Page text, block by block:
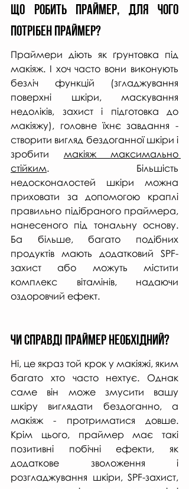
Що робить праймер, для чого
потрібен праймер?
Праймери діють як ґрунтовка під
макіяж. І хоч часто вони виконують
безліч функцій (згладжування
поверхні шкіри, маскування
недоліків, захист і підготовка до
макіяжу), головне їхнє завдання -
створити вигляд бездоганної шкіри і
зробити макіяж максимально
стійким. Більшість
недосконалостей шкіри можна
приховати за допомогою краплі
правильно підібраного праймера,
нанесеного під тональну основу.
Ба більше, багато подібних
продуктів мають додатковий SPF-
захист або можуть містити
комплекс вітамінів, надаючи
оздоровчий ефект.
Чи справді праймер необхідний?
Ні, це якраз той крок у макіяжі, яким
багато хто часто нехтує. Однак
саме він може змусити вашу
шкіру виглядати бездоганно, а
макіяж - протриматися довше.
Крім цього, праймер має такі
позитивні побічні ефекти, як
додаткове зволоження і
розгладжування шкіри, SPF-захист,